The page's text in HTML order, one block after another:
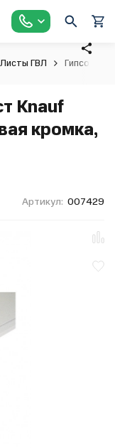
Листы ГВЛ
Knauf
кромка,
Артикул: 007429